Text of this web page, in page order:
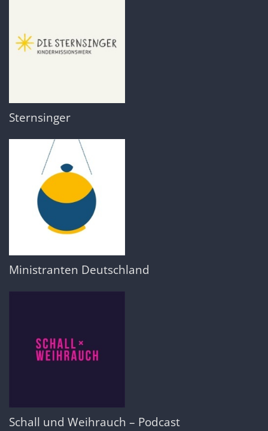
Sternsinger
Ministranten Deutschland
Schall und Weihrauch – Podcast